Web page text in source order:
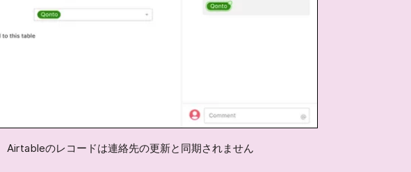
Airtableのレコードは連絡先の更新と同期されません